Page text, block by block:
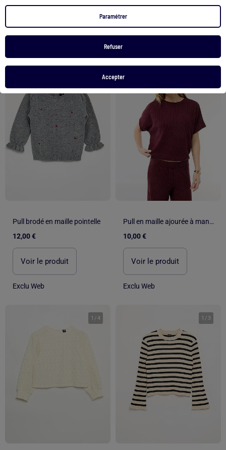
Paramétrer
Refuser
Accepter
Voir le produit Voir le produit
Pull brodé en maille pointelle
12,00 €
Voir le produit
Exclu Web
Pull en maille ajourée à manches courtes
10,00 €
Voir le produit
Exclu Web
1 /4 1 / 3